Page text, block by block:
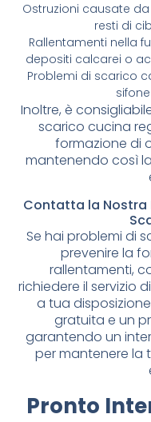
Ostruzioni causate
resti di
Rallentamenti nella
depositi calcarei o
Problemi di scarico
Inoltre, è
scarico cucina
formazione di
mantenendo così
Contatta la Nostra
Se hai problemi di
prevenire la
rallentamenti,
richiedere il servizio
a tua
gratuita e un
garantendo un
per mantenere la
Pronto